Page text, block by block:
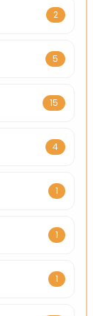
2
5
15
4
1
1
1